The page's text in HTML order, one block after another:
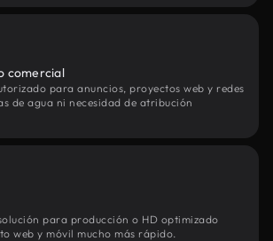
comercial
para anuncios, proyectos web y redes
de agua ni necesidad de atribución
para producción o HD optimizado
web y móvil mucho más rápido.